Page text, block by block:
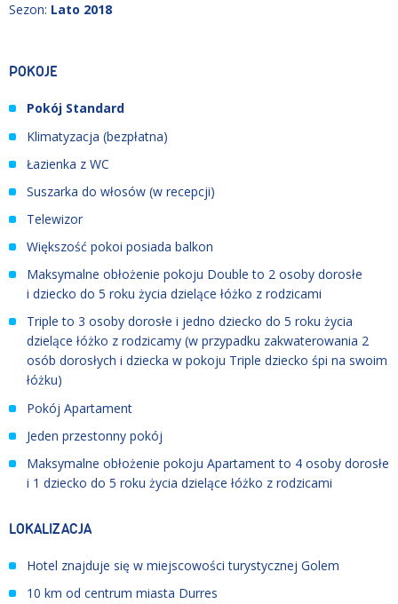
Sezon: Lato 2018
POKOJE
Pokój Standard
Klimatyzacja (bezpłatna)
Łazienka z WC
Suszarka do włosów (w recepcji)
Telewizor
Większość pokoi posiada balkon
Maksymalne obłożenie pokoju Double to 2 osoby dorosłe
i dziecko do 5 roku życia dzielące łóżko z rodzicami
Triple to 3 osoby dorosłe i jedno dziecko do 5 roku życia
dzielące łóżko z rodzicamy (w przypadku zakwaterowania 2
osób dorosłych i dziecka w pokoju Triple dziecko śpi na swoim
łóżku)
Pokój Apartament
Jeden przestonny pokój
Maksymalne obłożenie pokoju Apartament to 4 osoby dorosłe
i 1 dziecko do 5 roku życia dzielące łóżko z rodzicami
LOKALIZACJA
Hotel znajduje się w miejscowości turystycznej Golem
10 km od centrum miasta Durres